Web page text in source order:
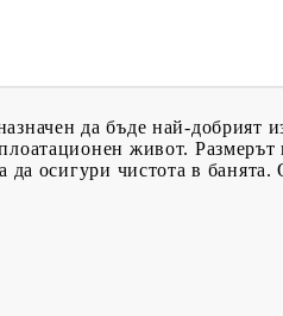
да бъде най-добрият
живот. Размерът
осигури чистота в банята.